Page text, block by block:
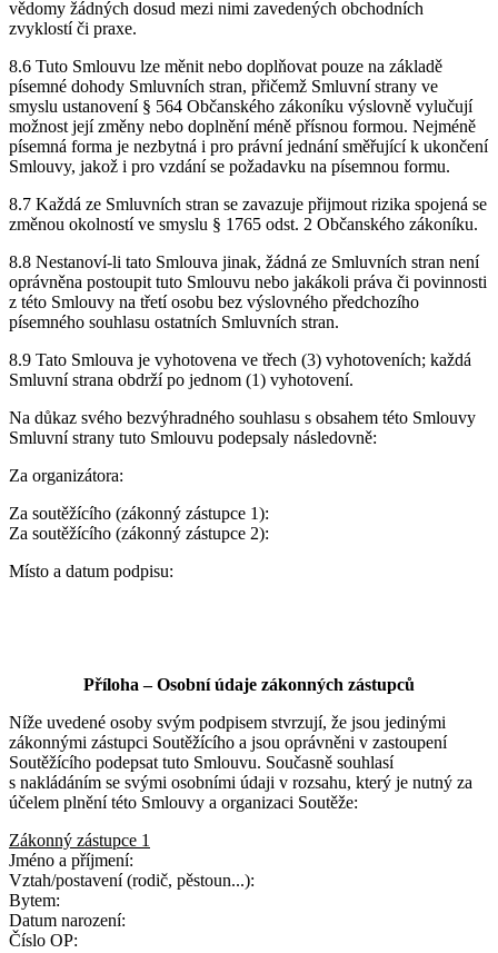
vědomy žádných dosud mezi nimi zavedených obchodních
zvyklostí či praxe.
8.6 Tuto Smlouvu lze měnit nebo doplňovat pouze na základě
písemné dohody Smluvních stran, přičemž Smluvní strany ve
smyslu ustanovení § 564 Občanského zákoníku výslovně vylučují
možnost její změny nebo doplnění méně přísnou formou. Nejméně
písemná forma je nezbytná i pro právní jednání směřující k ukončení
Smlouvy, jakož i pro vzdání se požadavku na písemnou formu.
8.7 Každá ze Smluvních stran se zavazuje přijmout rizika spojená se
změnou okolností ve smyslu § 1765 odst. 2 Občanského zákoníku.
8.8 Nestanoví-li tato Smlouva jinak, žádná ze Smluvních stran není
oprávněna postoupit tuto Smlouvu nebo jakákoli práva či povinnosti
z této Smlouvy na třetí osobu bez výslovného předchozího
písemného souhlasu ostatních Smluvních stran.
8.9 Tato Smlouva je vyhotovena ve třech (3) vyhotoveních; každá
Smluvní strana obdrží po jednom (1) vyhotovení.
Na důkaz svého bezvýhradného souhlasu s obsahem této Smlouvy
Smluvní strany tuto Smlouvu podepsaly následovně:
Za organizátora:
Za soutěžícího (zákonný zástupce 1):
Za soutěžícího (zákonný zástupce 2):
Místo a datum podpisu:
Příloha – Osobní údaje zákonných zástupců
Níže uvedené osoby svým podpisem stvrzují, že jsou jedinými
zákonnými zástupci Soutěžícího a jsou oprávněni v zastoupení
Soutěžícího podepsat tuto Smlouvu. Současně souhlasí
s nakládáním se svými osobními údaji v rozsahu, který je nutný za
účelem plnění této Smlouvy a organizaci Soutěže:
Zákonný zástupce 1
Jméno a příjmení:
Vztah/postavení (rodič, pěstoun...):
Bytem:
Datum narození:
Číslo OP: